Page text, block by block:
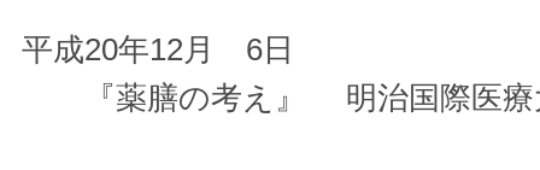
平成20年12月 6日
『薬膳の考え』 明治国際医療